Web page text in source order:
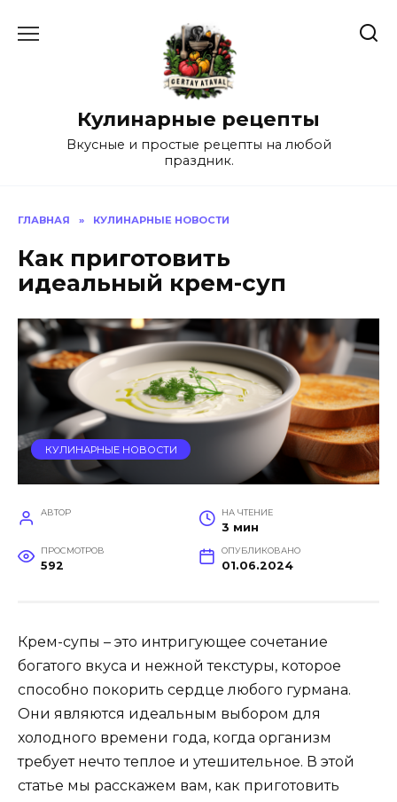
Кулинарные рецепты
Вкусные и простые рецепты на любой
праздник.
ГЛАВНАЯ » КУЛИНАРНЫЕ НОВОСТИ
Как приготовить
идеальный крем-суп
КУЛИНАРНЫЕ НОВОСТИ
АВТОР НА ЧТЕНИЕ
3 мин
ПРОСМОТРОВ
592
ОПУБЛИКОВАНО
01.06.2024
Крем-супы – это интригующее сочетание
богатого вкуса и нежной текстуры, которое
способно покорить сердце любого гурмана.
Они являются идеальным выбором для
холодного времени года, когда организм
требует нечто теплое и утешительное. В этой
статье мы расскажем вам, как приготовить